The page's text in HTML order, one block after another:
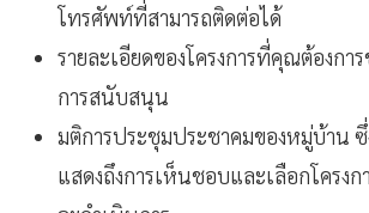
โทรศัพท์ที่สามารถติดต่อได้
รายละเอียดของโครงการที่คุณต้องกา
การสนับสนุน
มติการประชุมประชาคมของหมู่บ้าน ซึ่
แสดงถึงการเห็นชอบและเลือกโครงก